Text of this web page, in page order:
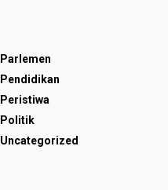
Parlemen
Pendidikan
Peristiwa
Politik
Uncategorized